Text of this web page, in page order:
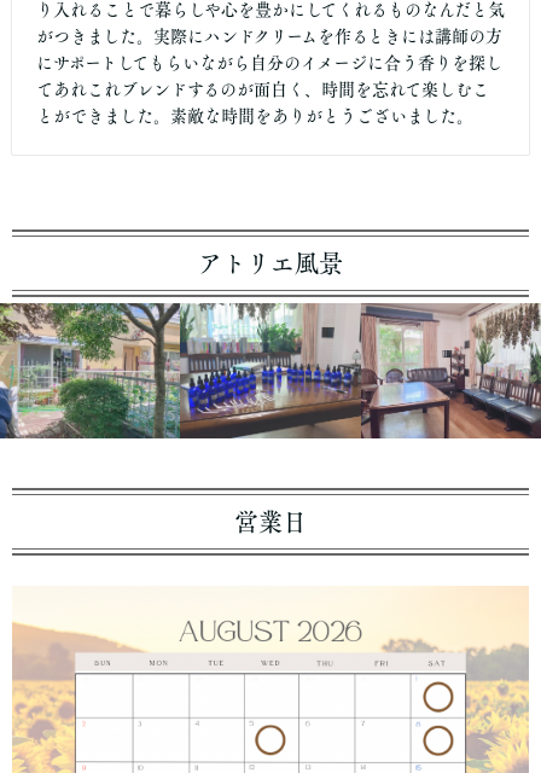
り入れることで暮らしや心を豊かにしてくれるものなんだと気
がつきました。実際にハンドクリームを作るときには講師の方
にサポートしてもらいながら自分のイメージに合う香りを探し
てあれこれブレンドするのが面白く、時間を忘れて楽しむこ
とができました。素敵な時間をありがとうございました。
アトリエ風景
営業日